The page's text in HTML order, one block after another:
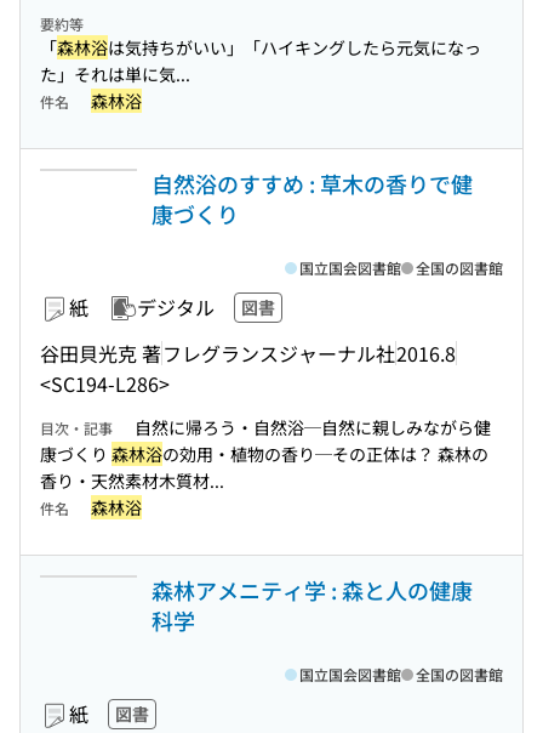
要約等
「森林浴は気持ちがいい」「ハイキングしたら元気になっ
た」それは単に気...
件名 森林浴
自然浴のすすめ : 草木の香りで健
康づくり
紙 デジタル 図書
谷田貝光克 著フレグランスジャーナル社2016.8
<SC194-L286>
国立国会図書館 全国の図書館
目次・記事
自然に帰ろう・自然浴─自然に親しみながら健
康づくり 森林浴の効用・植物の香り─その正体は？ 森林の
香り・天然素材木質材...
件名 森林浴
森林アメニティ学 : 森と人の健康
科学
紙 図書
国立国会図書館 全国の図書館